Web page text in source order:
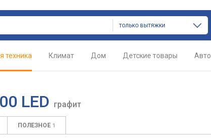
только вытяжки
техника Климат Дом Детские товары Авто
LED графит
ПОЛЕЗНОЕ 1